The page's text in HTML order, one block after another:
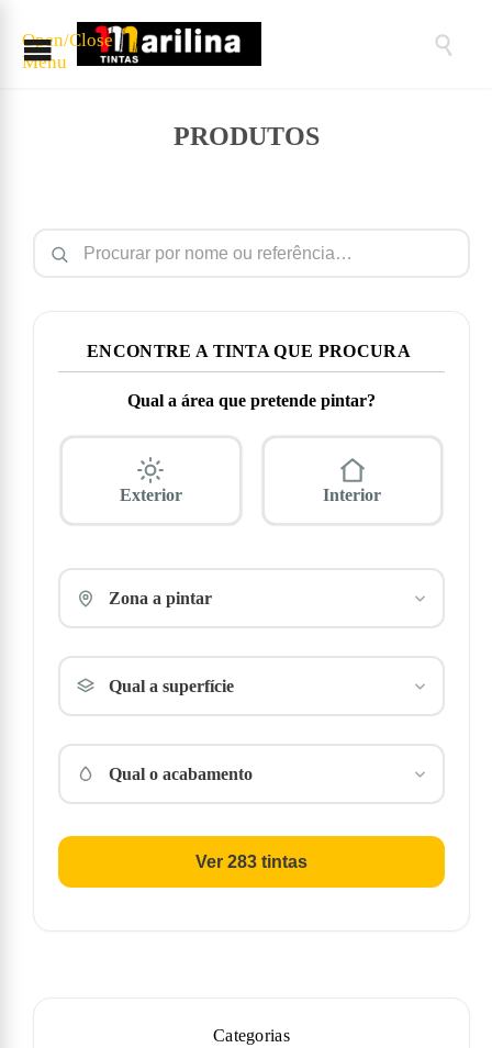
Open/Close
Menu

PRODUTOS
ENCONTRE A TINTA QUE PROCURA
Qual a área que pretende pintar?
Exterior Interior
Zona a pintar
Qual a superfície
Qual o acabamento
Ver 283 tintas
Categorias